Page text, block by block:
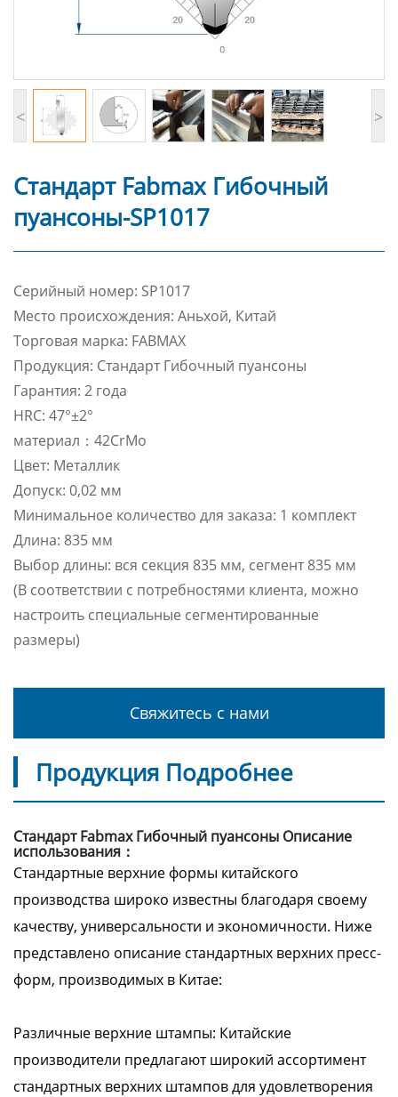
< >
Стандарт Fabmax Гибочный
пуансоны-SP1017
Cерийный номер: SP1017
Место происхождения: Аньхой, Китай
Торговая марка: FABMAX
Продукция: Стандарт Гибочный пуансоны
Гарантия: 2 года
HRC: 47°±2°
материал：42CrMo
Цвет: Металлик
Допуск: 0,02 мм
Минимальное количество для заказа: 1 комплект
Длина: 835 мм
Выбор длины: вся секция 835 мм, сегмент 835 мм
(В соответствии с потребностями клиента, можно
настроить специальные сегментированные
размеры)
Свяжитесь с нами
Продукция Подробнее
Стандарт Fabmax Гибочный пуансоны Описание
использования：
Стандартные верхние формы китайского
производства широко известны благодаря своему
качеству, универсальности и экономичности. Ниже
представлено описание стандартных верхних пресс-
форм, производимых в Китае:
Различные верхние штампы: Китайские
производители предлагают широкий ассортимент
стандартных верхних штампов для удовлетворения